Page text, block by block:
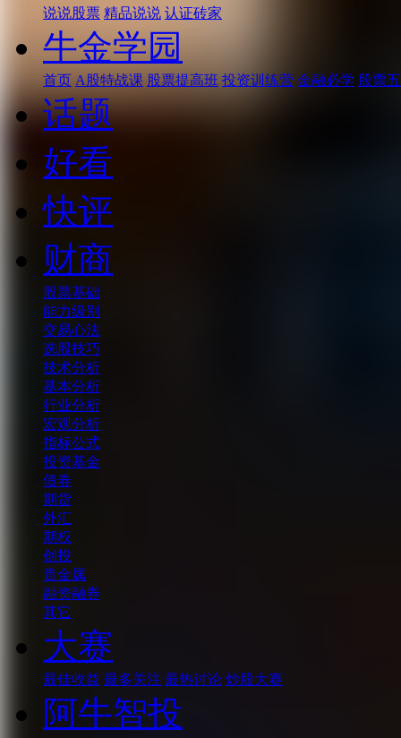
说说股票 精品说说 认证砖家
牛金学园
首页 A股特战课 股票提高班 投资训练营 金融必学 股票
话题
好看
快评
财商
股票基础
能力级别
交易心法
选股技巧
技术分析
基本分析
行业分析
宏观分析
指标公式
投资基金
债券
期货
外汇
期权
创投
贵金属
融资融券
其它
大赛
最佳收益 最多关注 最热讨论 炒股大赛
阿牛智投